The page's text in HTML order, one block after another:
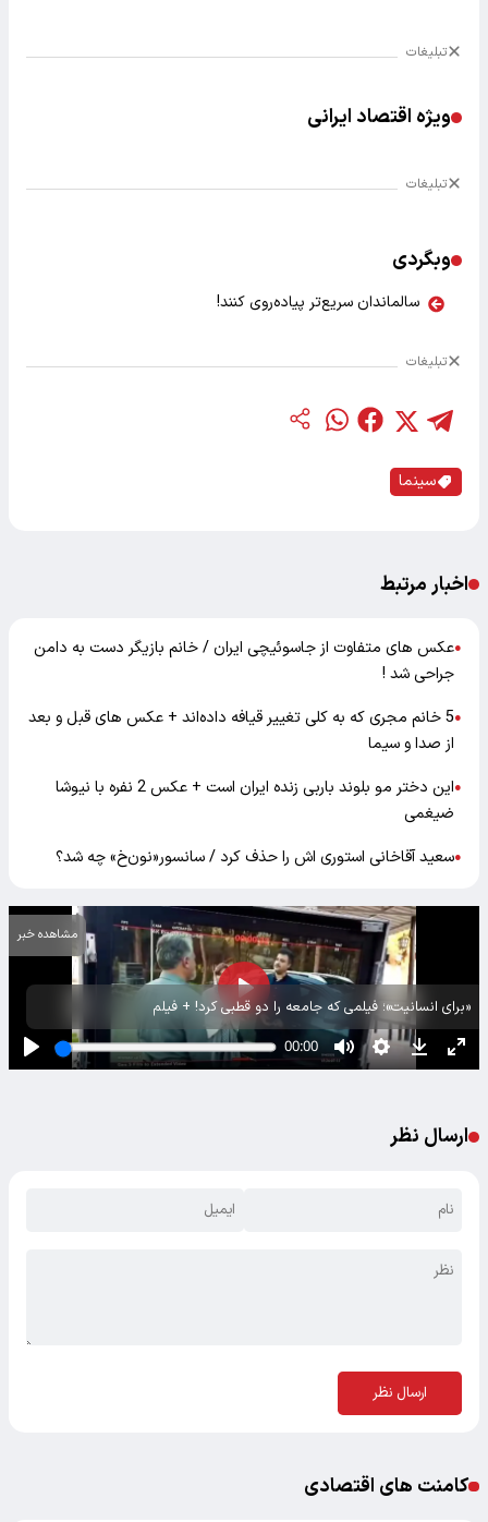
تبلیغات
ویژه اقتصاد ایرانی
تبلیغات
وبگردی
سالماندان سریع‌تر پیاده‌روی کنند!
تبلیغات
سینما
اخبار مرتبط
●عکس های متفاوت از جاسوئیچی ایران / خانم بازیگر دست به دامن
جراحی شد !
●
5 خانم مجری که به کلی تغییر قیافه داده‌اند + عکس های قبل و بعد
از صدا و سیما
●
این دختر مو بلوند باربی زنده ایران است + عکس 2 نفره با نیوشا
ضیغمی
●سعید آقاخانی استوری اش را حذف کرد / سانسور«نون‌خ» چه شد؟
«برای انسانیت»؛ فیلمی که جامعه را دو قطبی کرد! + فیلم
مشاهده خبر
ارسال نظر
ارسال نظر
کامنت های اقتصادی